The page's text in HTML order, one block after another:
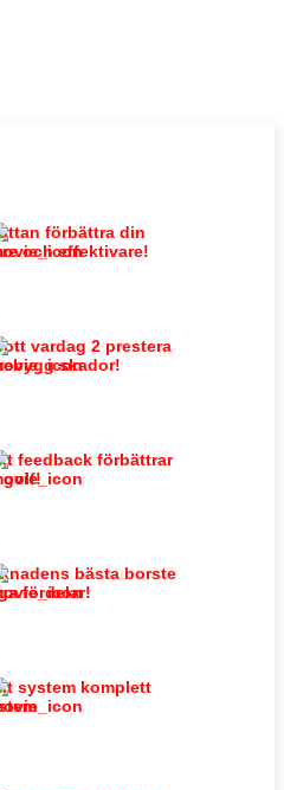
förbättra din
och effektivare!
vardag 2 prestera
skador!
feedback förbättrar
golf!
bästa borste
fördelar!
system komplett